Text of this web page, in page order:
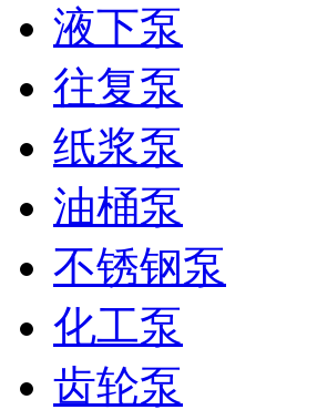
液下泵
往复泵
纸浆泵
油桶泵
不锈钢泵
化工泵
齿轮泵